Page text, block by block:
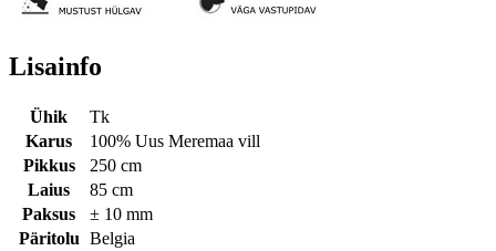
Lisainfo
Ühik
Tk
Karus
100% Uus Meremaa vill
Pikkus
250 cm
Laius
85 cm
Paksus
± 10 mm
Päritolu Belgia